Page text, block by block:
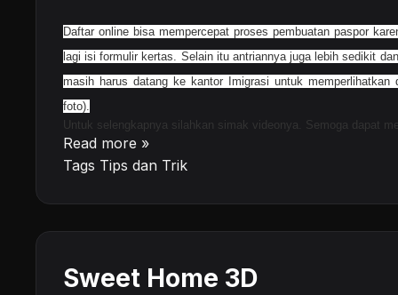
Daftar online bisa mempercepat proses pembuatan paspor
lagi isi formulir kertas. Selain itu antriannya juga lebih sedikit
masih harus datang ke kantor Imigrasi untuk memperlihatkan
foto).
Untuk selengkapnya silahkan simak videonya. Semoga dapat
Read more »
Tags Tips dan Trik
Sweet Home 3D